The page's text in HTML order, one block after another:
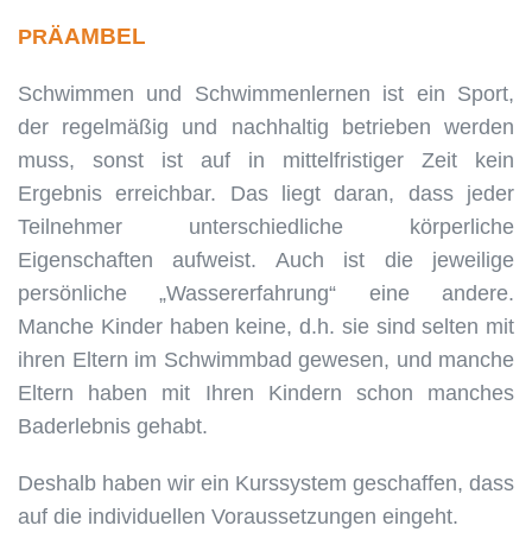
PRÄAMBEL
Schwimmen und Schwimmenlernen ist ein Sport,
der regelmäßig und nachhaltig betrieben werden
muss, sonst ist auf in mittelfristiger Zeit kein
Ergebnis erreichbar. Das liegt daran, dass jeder
Teilnehmer unterschiedliche körperliche
Eigenschaften aufweist. Auch ist die jeweilige
persönliche „Wassererfahrung“ eine andere.
Manche Kinder haben keine, d.h. sie sind selten mit
ihren Eltern im Schwimmbad gewesen, und manche
Eltern haben mit Ihren Kindern schon manches
Baderlebnis gehabt.
Deshalb haben wir ein Kurssystem geschaffen, dass
auf die individuellen Voraussetzungen eingeht.